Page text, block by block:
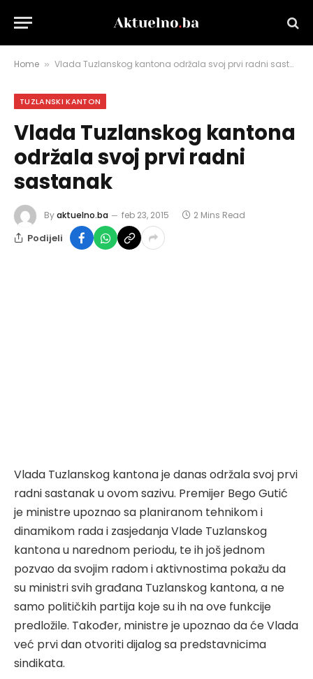
Home » Vlada Tuzlanskog kantona održala svoj prvi radni sastanak
TUZLANSKI KANTON
Vlada Tuzlanskog kantona
održala svoj prvi radni
sastanak
Byaktuelno.ba feb 23, 2015 2 Mins Read
Podijeli
Vlada Tuzlanskog kantona je danas održala svoj prvi
radni sastanak u ovom sazivu. Premijer Bego Gutić
je ministre upoznao sa planiranom tehnikom i
dinamikom rada i zasjedanja Vlade Tuzlanskog
kantona u narednom periodu, te ih još jednom
pozvao da svojim radom i aktivnostima pokažu da
su ministri svih građana Tuzlanskog kantona, a ne
samo političkih partija koje su ih na ove funkcije
predložile. Također, ministre je upoznao da će Vlada
već prvi dan otvoriti dijalog sa predstavnicima
sindikata.